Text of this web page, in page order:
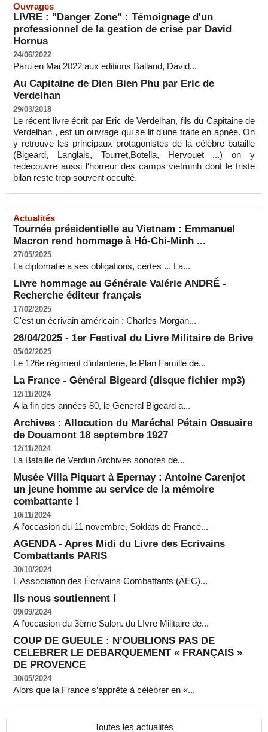
Ouvrages
LIVRE : "Danger Zone" : Témoignage d'un
professionnel de la gestion de crise par David
Hornus
24/06/2022
Paru en Mai 2022 aux editions Balland, David...
Au Capitaine de Dien Bien Phu par Eric de
Verdelhan
29/03/2018
Le récent livre écrit par Eric de Verdelhan, fils du Capitaine de
Verdelhan , est un ouvrage qui se lit d'une traite en apnée. On
y retrouve les principaux protagonistes de la célèbre bataille
(Bigeard, Langlais, Tourret,Botella, Hervouet ...) on y
redecouvre aussi l'horreur des camps vietminh dont le triste
bilan reste trop souvent occulté.
Actualités
Tournée présidentielle au Vietnam : Emmanuel
Macron rend hommage à Hô-Chi-Minh ...
27/05/2025
La diplomatie a ses obligations, certes ... La...
Livre hommage au Générale Valérie ANDRÉ -
Recherche éditeur français
17/02/2025
C'est un écrivain américain : Charles Morgan...
26/04/2025 - 1er Festival du Livre Militaire de Brive
05/02/2025
Le 126e régiment d’infanterie, le Plan Famille de...
La France - Général Bigeard (disque fichier mp3)
12/11/2024
A la fin des années 80, le General Bigeard a...
Archives : Allocution du Maréchal Pétain Ossuaire
de Douamont 18 septembre 1927
12/11/2024
La Bataille de Verdun Archives sonores de...
Musée Villa Piquart à Epernay : Antoine Carenjot
un jeune homme au service de la mémoire
combattante !
10/11/2024
A l’occasion du 11 novembre, Soldats de France...
AGENDA - Apres Midi du Livre des Ecrivains
Combattants PARIS
30/10/2024
L'Association des Écrivains Combattants (AEC)...
Ils nous soutiennent !
09/09/2024
A l’occasion du 3ème Salon. du LIvre Militaire de...
COUP DE GUEULE : N’OUBLIONS PAS DE
CELEBRER LE DEBARQUEMENT « FRANÇAIS »
DE PROVENCE
30/05/2024
Alors que la France s’apprête à célébrer en «...
Toutes les actualités